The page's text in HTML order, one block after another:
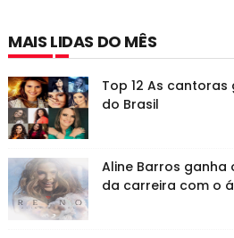
MAIS LIDAS DO MÊS
Top 12 As
do Brasil
Aline Barros ganha
da carreira com o